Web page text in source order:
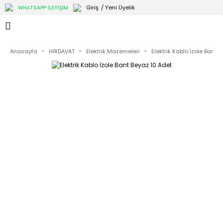
WHATSAPP İLETİŞİM Giriş / Yeni Üyelik
Anasayfa HIRDAVAT Elektrik Mazemeleri Elektrik Kablo İzole Bant